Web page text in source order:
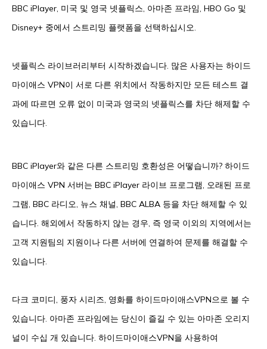
BBC iPlayer, 미국 및 영국 넷플릭스, 아마존 프라임, HBO Go 및
Disney+ 중에서 스트리밍 플랫폼을 선택하십시오.
넷플릭스 라이브러리부터 시작하겠습니다. 많은 사용자는 하이드
마이애스 VPN이 서로 다른 위치에서 작동하지만 모든 테스트 결
과에 따르면 오류 없이 미국과 영국의 넷플릭스를 차단 해제할 수
있습니다.
BBC iPlayer와 같은 다른 스트리밍 호환성은 어떻습니까? 하이드
마이애스 VPN 서버는 BBC iPlayer 라이브 프로그램, 오래된 프로
그램, BBC 라디오, 뉴스 채널, BBC ALBA 등을 차단 해제할 수 있
습니다. 해외에서 작동하지 않는 경우, 즉 영국 이외의 지역에서는
고객 지원팀의 지원이나 다른 서버에 연결하여 문제를 해결할 수
있습니다.
다크 코미디, 풍자 시리즈, 영화를 하이드마이애스VPN으로 볼 수
있습니다. 아마존 프라임에는 당신이 즐길 수 있는 아마존 오리지
널이 수십 개 있습니다. 하이드마이애스VPN을 사용하여